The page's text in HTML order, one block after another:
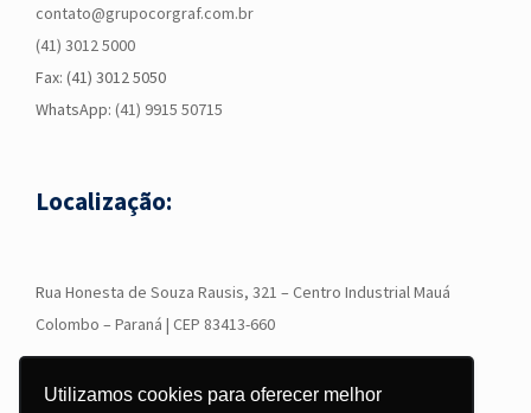
Utilizamos cookies para oferecer melhor
contato@grupocorgraf.com.br
(41) 3012 5000
Fax: (41) 3012 5050
WhatsApp: (41) 9915 50715
Localização:
Rua Honesta de Souza Rausis, 321 – Centro Industrial Mauá
Colombo – Paraná | CEP 83413-660